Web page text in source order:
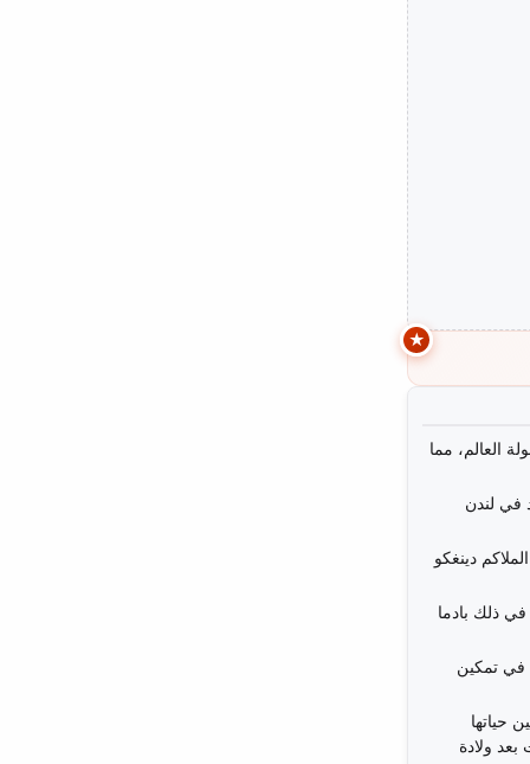
العالم، مما
في لندن
دينغكو
ذلك بادما
في تمكين
حياتها
ولادة